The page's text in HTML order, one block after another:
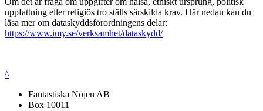
uppfattning eller religiös tro ställs särskilda krav. Här nedan kan du
läsa mer om dataskyddsförordningens delar:
https://www.imy.se/verksamhet/dataskydd/
^
Fantastiska Nöjen AB
Box 10011